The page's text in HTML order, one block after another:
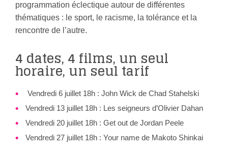
programmation éclectique autour de différentes
thématiques : le sport, le racisme, la tolérance et la
rencontre de l’autre.
4 dates, 4 films, un seul
horaire, un seul tarif
Vendredi 6 juillet 18h : John Wick de Chad Stahelski
Vendredi 13 juillet 18h : Les seigneurs d’Olivier Dahan
Vendredi 20 juillet 18h : Get out de Jordan Peele
Vendredi 27 juillet 18h : Your name de Makoto Shinkai